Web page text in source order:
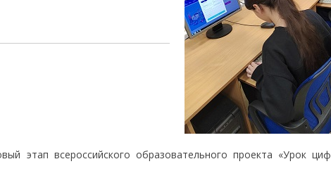
этап всероссийского образовательного проекта «Урок